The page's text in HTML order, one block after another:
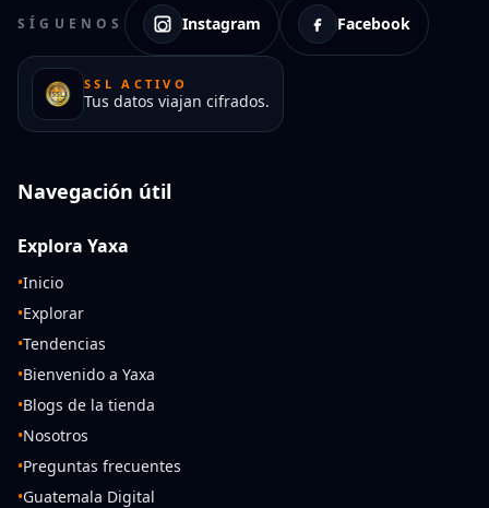
SÍGUENOS Instagram Facebook
SSL ACTIVO
Tus datos viajan cifrados.
Navegación útil
Explora Yaxa
•Inicio
•Explorar
•Tendencias
•Bienvenido a Yaxa
•Blogs de la tienda
•Nosotros
•Preguntas frecuentes
•Guatemala Digital